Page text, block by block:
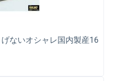
いオシャレ国内製産16